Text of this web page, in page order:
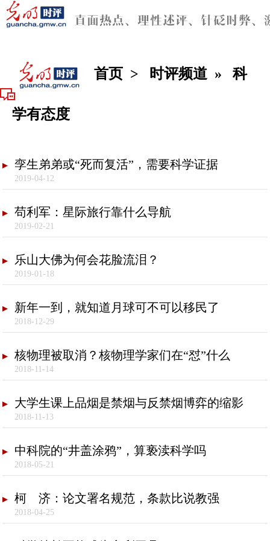
首页 > 时评频道 » 科
学有态度
孪生弟弟或“死而复活”，需要科学证据
2019-04-12
苟利军：星际旅行靠什么导航
2019-02-21
乐山大佛为何会花脸流泪？
2019-01-18
新年一到，就知道月球可不可以移民了
2018-12-29
核物理被取消？核物理学家们在“怼”什么
2018-11-14
大学生课上品烟是禁烟与反禁烟博弈的缩影
2018-11-13
中科院的“井盖涂鸦”，算亵渎科学吗
2018-05-21
柯 济：论文署名规范，条款比说教强
2018-04-25